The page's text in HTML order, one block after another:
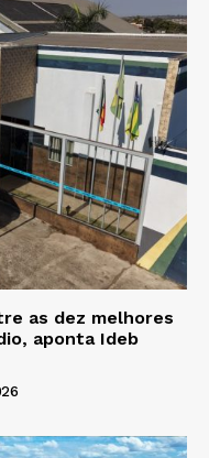
as dez melhores
aponta Ideb